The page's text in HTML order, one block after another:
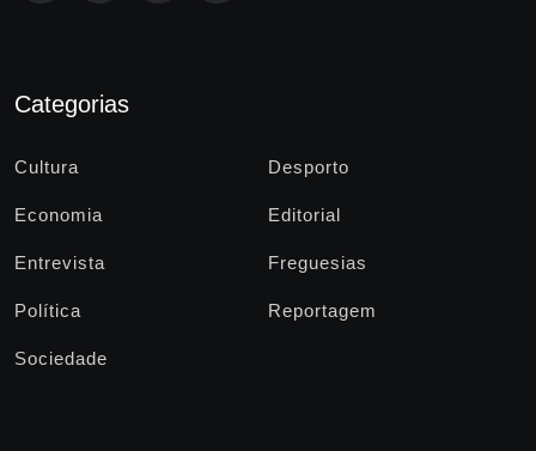
Categorias
Cultura Desporto
Economia Editorial
Entrevista Freguesias
Política Reportagem
Sociedade